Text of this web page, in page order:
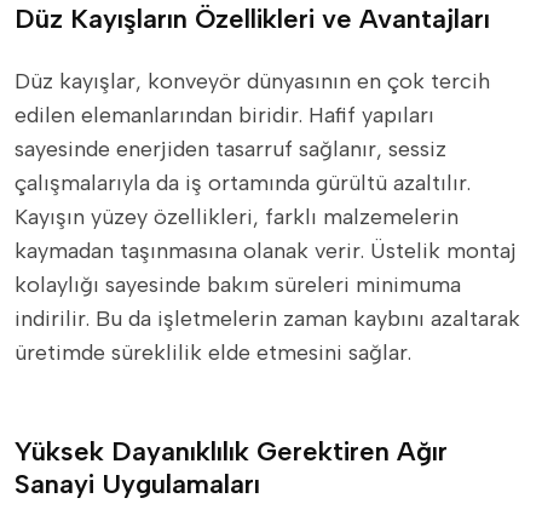
Düz Kayışların Özellikleri ve Avantajları
Düz kayışlar, konveyör dünyasının en çok tercih
edilen elemanlarından biridir. Hafif yapıları
sayesinde enerjiden tasarruf sağlanır, sessiz
çalışmalarıyla da iş ortamında gürültü azaltılır.
Kayışın yüzey özellikleri, farklı malzemelerin
kaymadan taşınmasına olanak verir. Üstelik montaj
kolaylığı sayesinde bakım süreleri minimuma
indirilir. Bu da işletmelerin zaman kaybını azaltarak
üretimde süreklilik elde etmesini sağlar.
Yüksek Dayanıklılık Gerektiren Ağır
Sanayi Uygulamaları